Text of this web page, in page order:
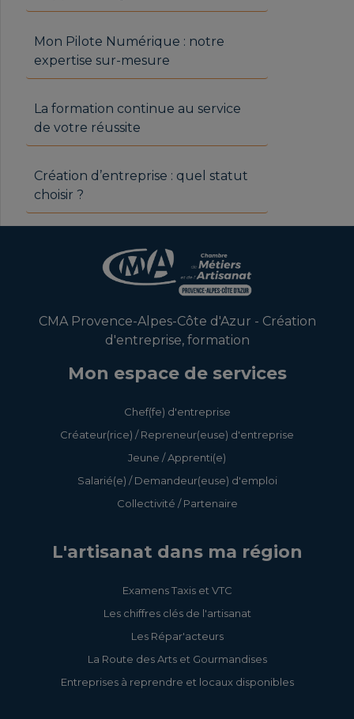
Mon Pilote Numérique : notre
expertise sur-mesure
La formation continue au service
de votre réussite
Création d’entreprise : quel statut
choisir ?
CMA Provence-Alpes-Côte d'Azur - Création
d'entreprise, formation
Mon espace de services
Chef(fe) d'entreprise
Créateur(rice) / Repreneur(euse) d'entreprise
Jeune / Apprenti(e)
Salarié(e) / Demandeur(euse) d'emploi
Collectivité / Partenaire
L'artisanat dans ma région
Examens Taxis et VTC
Les chiffres clés de l'artisanat
Les Répar'acteurs
La Route des Arts et Gourmandises
Entreprises à reprendre et locaux disponibles